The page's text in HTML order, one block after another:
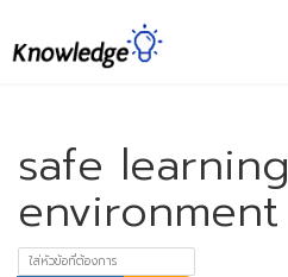
safe learning
environment
ใส่หัวข้อที่ต้องการ